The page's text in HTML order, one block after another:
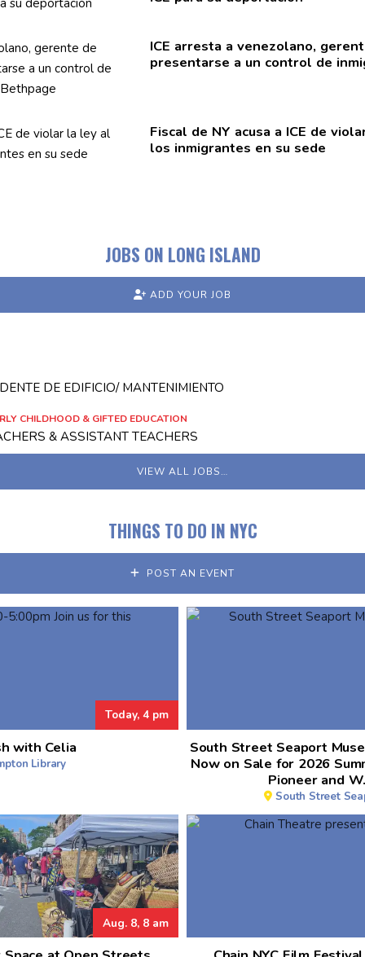
ICE arresta avenezolano,
presentarse a un control de
Fiscal de NY acusa a ICE de
los inmigrantes en su sede
JOBS ON LONG ISLAND
ADD YOUR JOB
DE EDIFICIO/ MANTENIMIENTO
CHILDHOOD & GIFTED EDUCATION
& ASSISTANT TEACHERS
VIEW ALL JOBS…
THINGS TO DO IN NYC
POST AN EVENT
Today, 4 pm
with Celia
Library
South Street Seaport
Now on Sale for 2026
Pioneer and
South Street
Aug. 8, 8 am